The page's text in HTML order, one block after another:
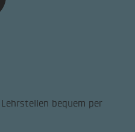
bequem per